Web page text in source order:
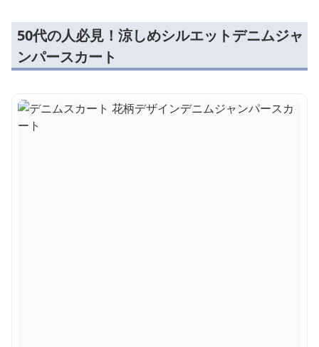
50代の人必見！涼しめシルエットデニムジャ
ンパースカート